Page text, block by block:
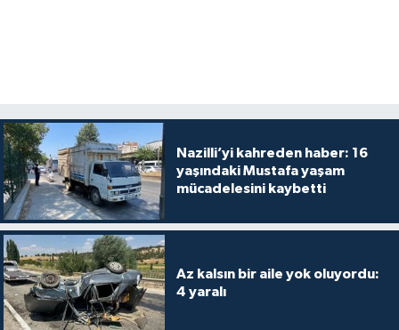
Nazilli’yi kahreden haber: 16
yaşındaki Mustafa yaşam
mücadelesini kaybetti
Az kalsın bir aile yok oluyordu:
4 yaralı